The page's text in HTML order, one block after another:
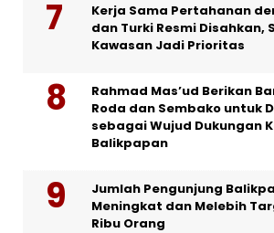
Kerja Sama Pertahanan
dan Turki Resmi Disahkan,
Kawasan Jadi Prioritas
Rahmad Mas’ud Berikan
Roda dan Sembako untuk
sebagai Wujud Dukungan
Balikpapan
Jumlah Pengunjung
Meningkat dan Melebih
Ribu Orang